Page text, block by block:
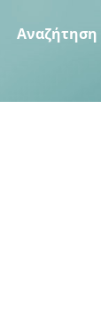
Αναζήτηση